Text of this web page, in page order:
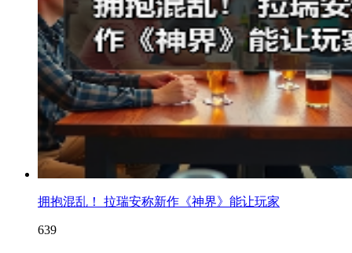
拥抱混乱！ 拉瑞安称新作《神界》能让玩家
639